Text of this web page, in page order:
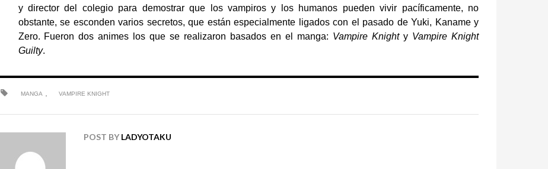
y director del colegio para demostrar que los vampiros y los humanos pueden vivir pacíficamente, no
obstante, se esconden varios secretos, que están especialmente ligados con el pasado de Yuki, Kaname y
Zero. Fueron dos animes los que se realizaron basados en el manga: Vampire Knighty Vampire Knight
Guilty.
MANGA VAMPIRE KNIGHT
POST BY LADYOTAKU